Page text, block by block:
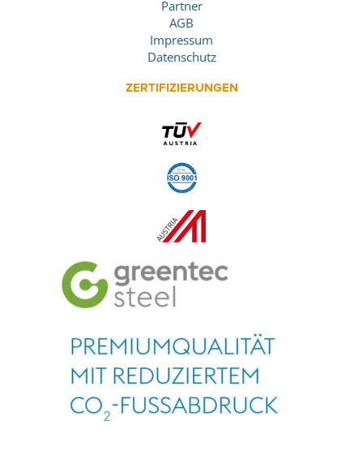
Partner
AGB
Impressum
Datenschutz
ZERTIFIZIERUNGEN